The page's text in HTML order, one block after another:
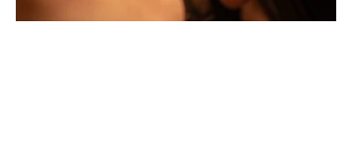
Montbrison, en France, propose aujourd'hui ces bijoux